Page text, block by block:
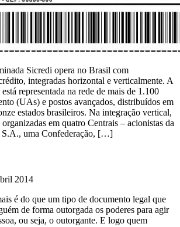
Sicredi opera no Brasil com
integradas horizontal e verticalmente. A
representada na rede de mais de 1.100
(UAs) e postos avançados, distribuídos em
estados brasileiros. Na integração vertical,
em quatro Centrais – acionistas da
S.A., uma Confederação, […]
2014
é do que um tipo de documento legal que
de forma outorgada os poderes para agir
ou seja, o outorgante. E logo quem